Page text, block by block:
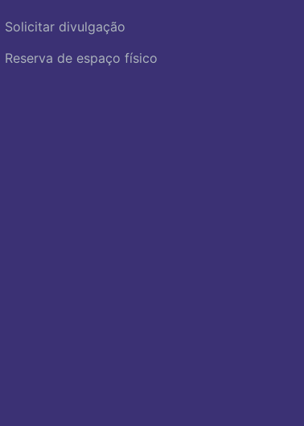
Solicitar divulgação
Reserva de espaço físico